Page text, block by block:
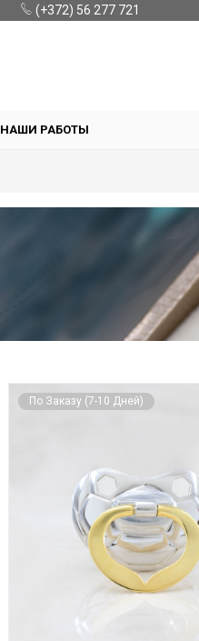
(+372) 56 277 721
НАШИ РАБОТЫ
По Заказу (7-10 Дней)